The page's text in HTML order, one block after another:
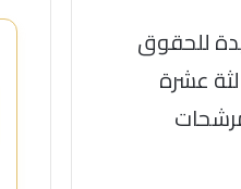
للحقوق
عشرة